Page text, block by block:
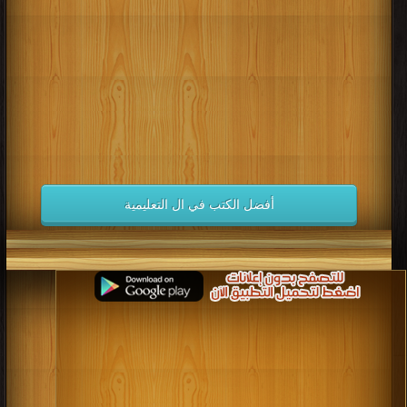
كتب 1992
كتب 1991
كتب 1990
كتب 1989 كتب 1988
كتب 1987
كتب 1984
كتب 1983
كتب 1980
كتب 1979
كتب 1978
كتب 1977 كتب 1976
كتب 1975
كتب 1974
كتب 1973 كتب 1972
كتب 1971
كتب 1970
كتب 1969 كتب 1968
كتب 1967
كتب 1966
كتب 1965 كتب 1964
كتب 1963
كتب 1962
كتب 1961 كتب 1960
كتب 1959
كتب 1957
كتب 1952
كتب 1951
أفضل الكتب في ال التعليمية